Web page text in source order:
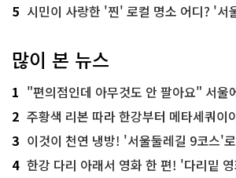
5 시민이 사랑한 '찐' 로컬 명소 어디? '서울
많이 본 뉴스
1 "편의점인데 아무것도 안 팔아요" 서울에서 가장
2 주황색 리본 따라 한강부터 메타세쿼이아 숲길까
3 이것이 천연 냉방! '서울둘레길 9코스'
4 한강 다리 아래서 영화 한 편! '다리밑